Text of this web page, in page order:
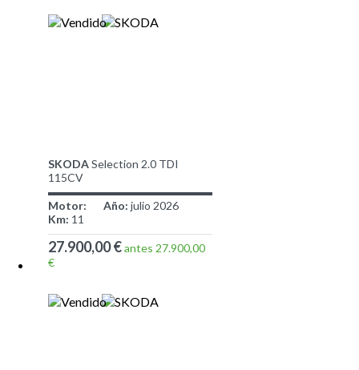
SKODASelection 2.0 TDI
115CV
Motor: Año: julio 2026
Km: 11
27.900,00 €antes 27.900,00
€